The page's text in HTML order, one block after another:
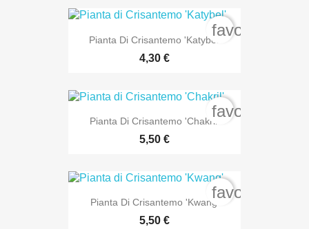
Pianta Di Crisantemo 'Katybel'
4,30 €
Pianta Di Crisantemo 'Chakril'
5,50 €
Pianta Di Crisantemo 'Kwang'
5,50 €